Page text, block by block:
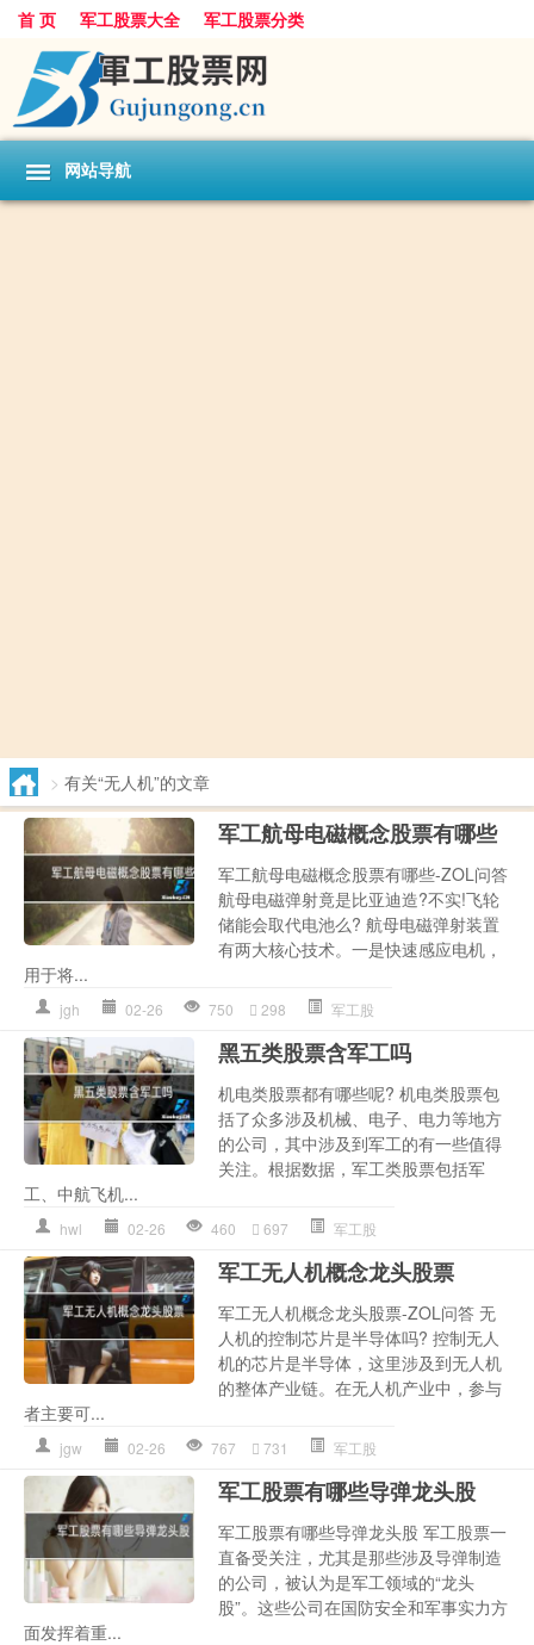
首 页 军工股票大全 军工股票分类
网站导航
> 有关“无人机”的文章
军工航母电磁概念股票有哪些
军工航母电磁概念股票有哪些-ZOL问答
航母电磁弹射竟是比亚迪造?不实!飞轮
储能会取代电池么? 航母电磁弹射装置
有两大核心技术。一是快速感应电机，
用于将...
jgh 02-26 750 298 军工股
黑五类股票含军工吗
机电类股票都有哪些呢? 机电类股票包
括了众多涉及机械、电子、电力等地方
的公司，其中涉及到军工的有一些值得
关注。根据数据，军工类股票包括军
工、中航飞机...
hwl 02-26 460 697 军工股
军工无人机概念龙头股票
军工无人机概念龙头股票-ZOL问答 无
人机的控制芯片是半导体吗? 控制无人
机的芯片是半导体，这里涉及到无人机
的整体产业链。在无人机产业中，参与
者主要可...
jgw 02-26 767 731 军工股
军工股票有哪些导弹龙头股
军工股票有哪些导弹龙头股 军工股票一
直备受关注，尤其是那些涉及导弹制造
的公司，被认为是军工领域的“龙头
股”。这些公司在国防安全和军事实力方
面发挥着重...